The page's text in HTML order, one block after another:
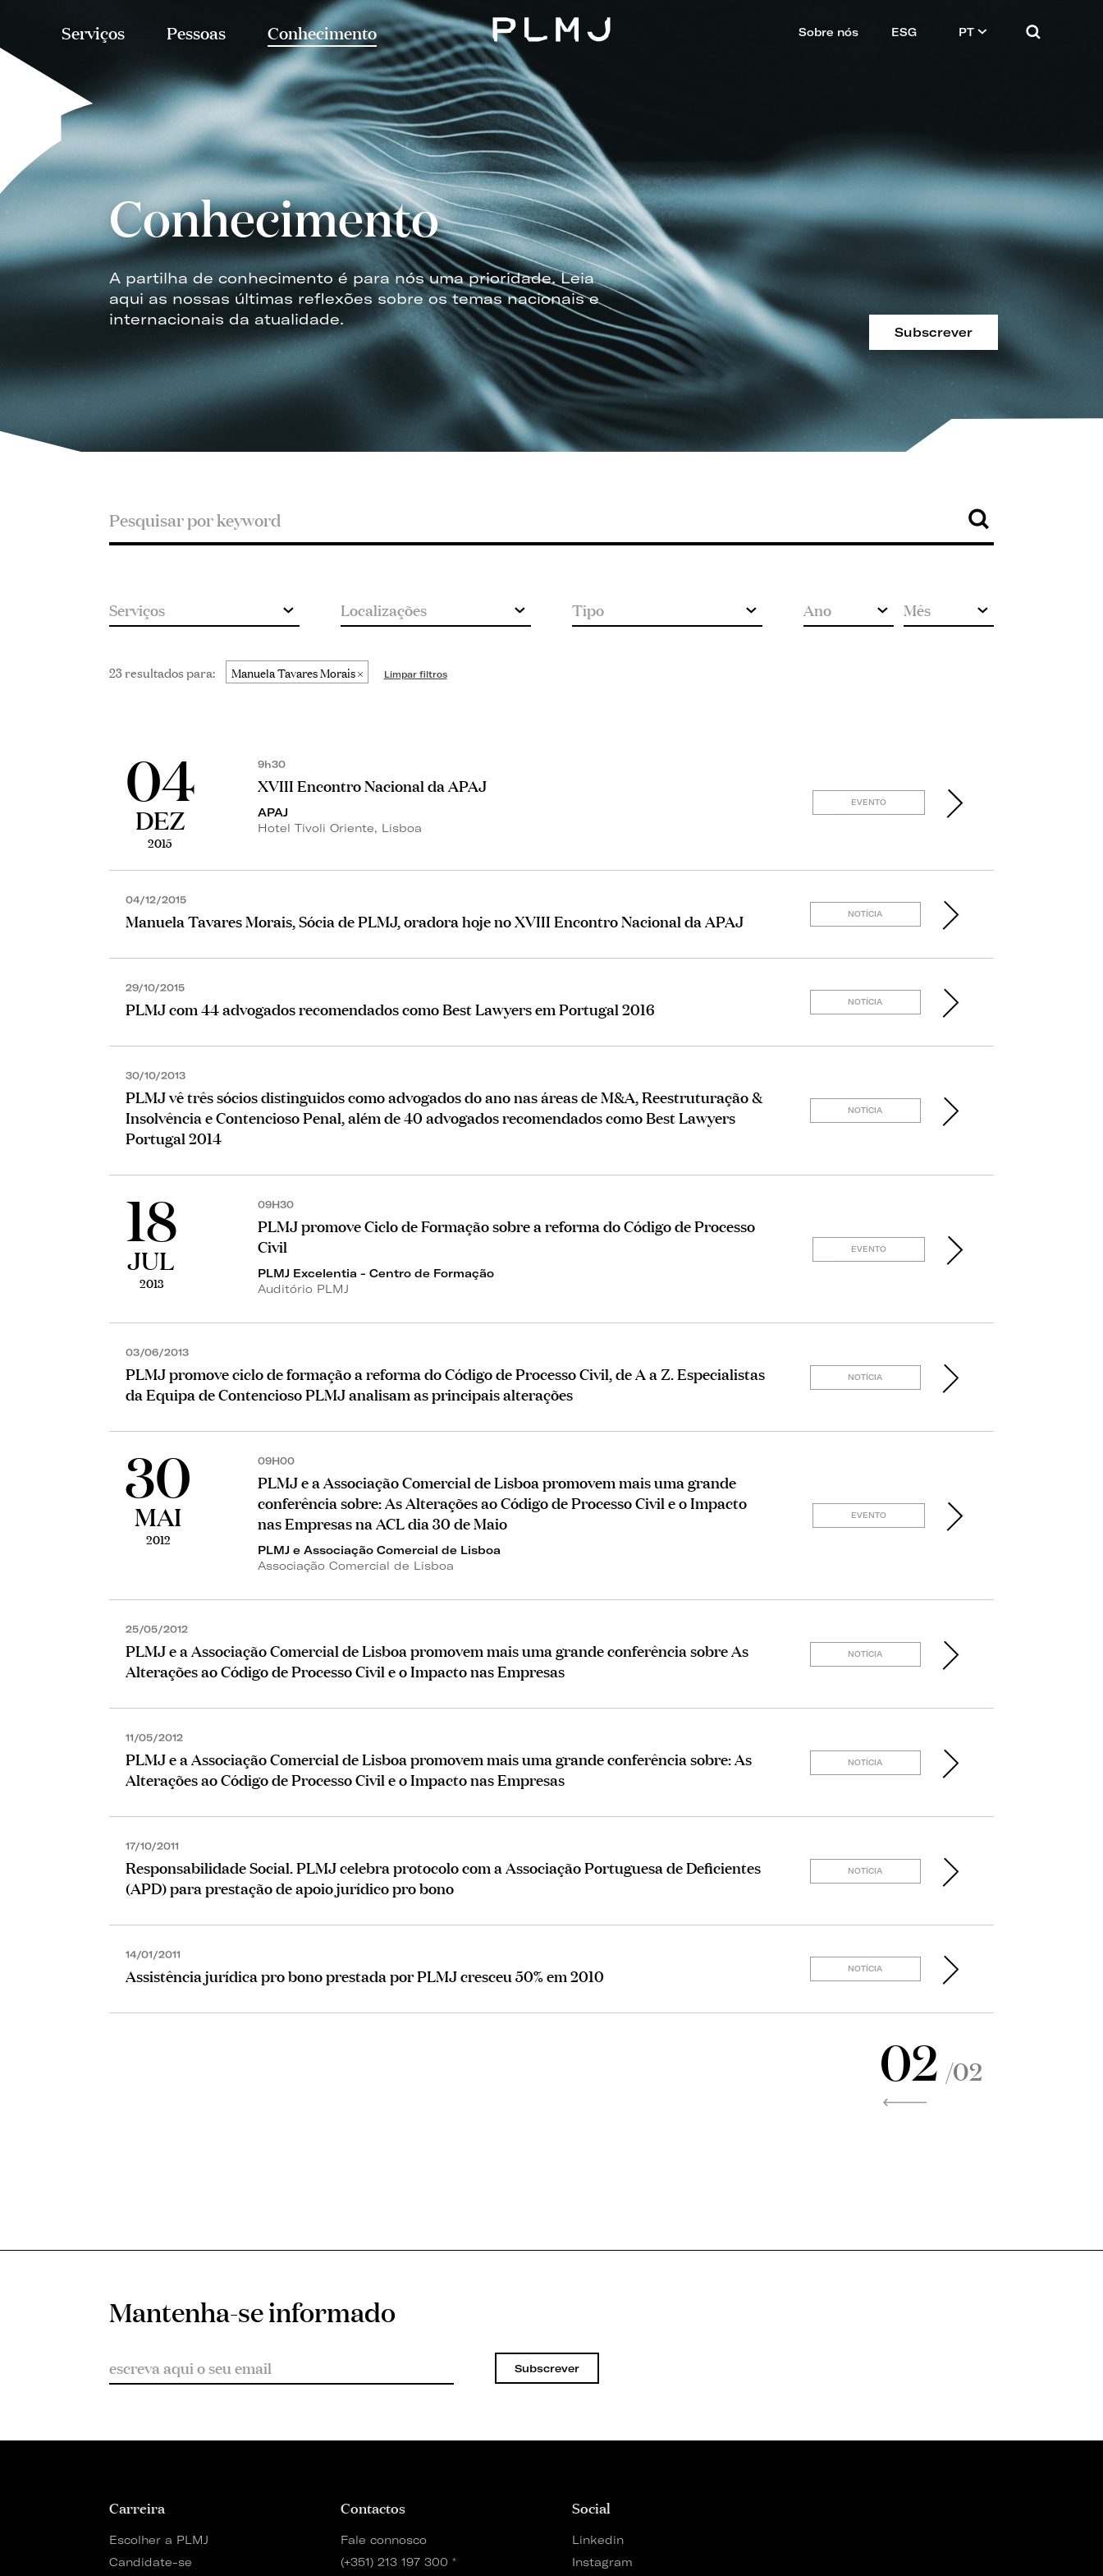
PLMJ
Serviços Pessoas Conhecimento Sobre nós ESG PT
Conhecimento
A partilha de conhecimento é para nós uma prioridade. Leia
aqui as nossas últimas reflexões sobre os temas nacionais e
internacionais da atualidade.
Subscrever
Pesquisar
por
23 resultados para: Manuela Tavares Morais Limpar filtros
04
DEZ
2015
9h30
XVIII Encontro Nacional da APAJ
APAJ
Hotel Tivoli Oriente, Lisboa
EVENTO
04/12/2015
Manuela Tavares Morais, Sócia de PLMJ, oradora hoje no XVIII Encontro Nacional da APAJ NOTÍCIA
29/10/2015
PLMJ com 44 advogados recomendados como Best Lawyers em Portugal 2016 NOTÍCIA
30/10/2013
PLMJ vê três sócios distinguidos como advogados do ano nas áreas de M&A, Reestruturação &
Insolvência e Contencioso Penal, além de 40 advogados recomendados como Best Lawyers
Portugal 2014
NOTÍCIA
18
JUL
2013
09H30
PLMJ promove Ciclo de Formação sobre a reforma do Código de Processo
Civil
PLMJ Excelentia - Centro de Formação
Auditório PLMJ
EVENTO
03/06/2013
PLMJ promove ciclo de formação a reforma do Código de Processo Civil, de A a Z. Especialistas
da Equipa de Contencioso PLMJ analisam as principais alterações
NOTÍCIA
30
MAI
2012
09H00
PLMJ e a Associação Comercial de Lisboa promovem mais uma grande
conferência sobre: As Alterações ao Código de Processo Civil e o Impacto
nas Empresas na ACL dia 30 de Maio
PLMJ e Associação Comercial de Lisboa
Associação Comercial de Lisboa
EVENTO
25/05/2012
PLMJ e a Associação Comercial de Lisboa promovem mais uma grande conferência sobre As
Alterações ao Código de Processo Civil e o Impacto nas Empresas
NOTÍCIA
11/05/2012
PLMJ e a Associação Comercial de Lisboa promovem mais uma grande conferência sobre: As
Alterações ao Código de Processo Civil e o Impacto nas Empresas
NOTÍCIA
17/10/2011
Responsabilidade Social. PLMJ celebra protocolo com a Associação Portuguesa de Deficientes
(APD) para prestação de apoio jurídico pro bono
NOTÍCIA
14/01/2011
Assistência jurídica pro bono prestada por PLMJ cresceu 50% em 2010 NOTÍCIA
02 /02
Mantenha-se informado
Subscrever
Carreira
Escolher a PLMJ
Candidate-se
Contactos
Fale connosco
(+351) 213 197 300 *
Social
Linkedin
Instagram